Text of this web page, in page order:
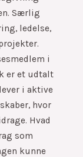
Særlig
ledelse,
i
er et udtalt
i aktive
hvor
Hvad
som
kunne